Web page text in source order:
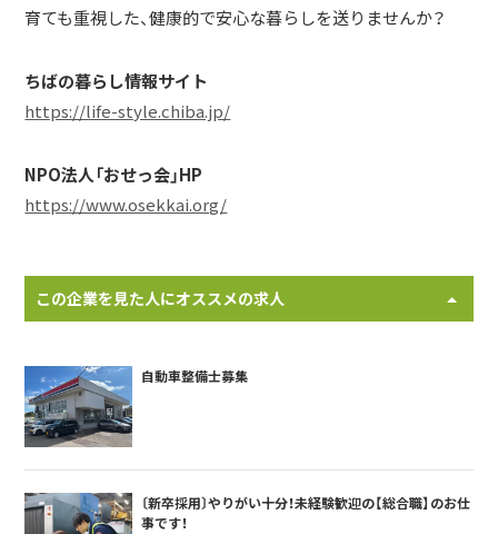
育ても重視した、健康的で安心な暮らしを送りませんか？
ちばの暮らし情報サイト
https://life-style.chiba.jp/
NPO法人「おせっ会」HP
https://www.osekkai.org/
この企業を見た人にオススメの求人
自動車整備士募集
〔新卒採用〕やりがい十分！未経験歓迎の【総合職】のお仕
事です！